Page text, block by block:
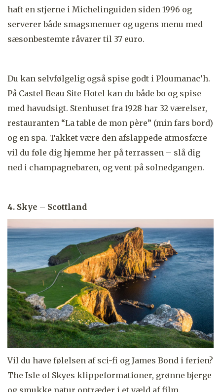
haft en stjerne i Michelinguiden siden 1996 og
serverer både smagsmenuer og ugens menu med
sæsonbestemte råvarer til 37 euro.
Du kan selvfølgelig også spise godt i Ploumanac’h.
På Castel Beau Site Hotel kan du både bo og spise
med havudsigt. Stenhuset fra 1928 har 32 værelser,
restauranten “La table de mon père” (min fars bord)
og en spa. Takket være den afslappede atmosfære
vil du føle dig hjemme her på terrassen – slå dig
ned i champagnebaren, og vent på solnedgangen.
4. Skye – Scottland
Vil du have følelsen af sci-fi og James Bond i ferien?
The Isle of Skyes klippeformationer, grønne bjerge
og smukke natur optræder i et væld af film.